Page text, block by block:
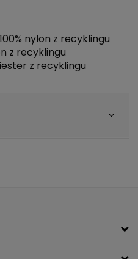
100% nylon z recyklingu
z recyklingu
z recyklingu